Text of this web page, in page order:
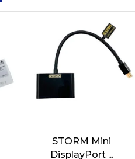
STORM Mini
DisplayPort ...